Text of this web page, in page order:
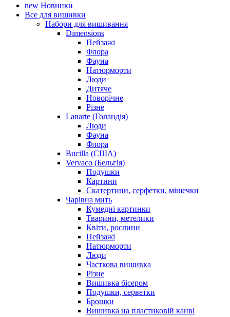
new Новинки
Все для вишивки
Набори для вишивання
Dimensions
Пейзажі
Флора
Фауна
Натюрморти
Люди
Дитяче
Новорічне
Різне
Lanarte (Голандія)
Люди
Фауна
Флора
Bucilla (США)
Vervaco (Бельгія)
Подушки
Картини
Скатертини, серфетки, мішечки
Чарiвна мить
Кумедні картинки
Тварини, метелики
Квіти, рослини
Пейзажі
Натюрморти
Люди
Часткова вишивка
Різне
Вишивка бісером
Подушки, серветки
Брошки
Вишивка на пластиковій канві